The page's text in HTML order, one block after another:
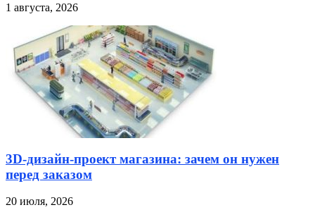
1 августа, 2026
3D-дизайн-проект магазина: зачем он нужен
перед заказом
20 июля, 2026